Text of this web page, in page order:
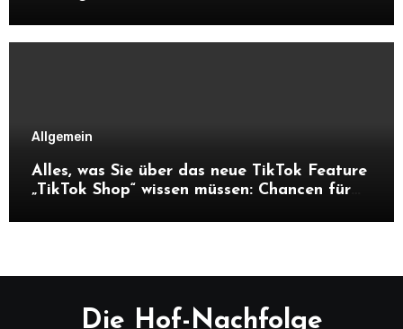
Allgemein
Alles, was Sie über das neue TikTok Feature
„TikTok Shop“ wissen müssen: Chancen für
Die Hof-Nachfolge